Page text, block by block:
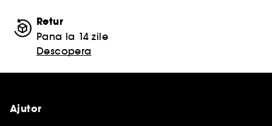
Retur
Pana la 14 zile
Descopera
Ajutor